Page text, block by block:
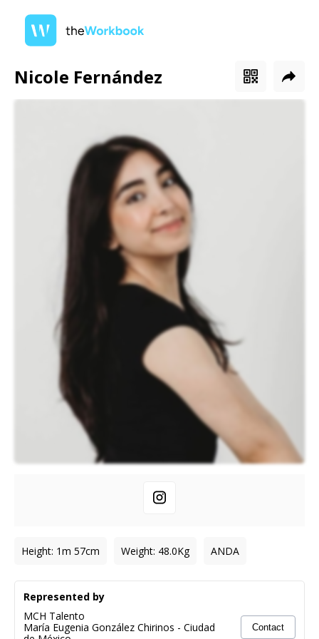
Nicole Fernández
Height: 1m 57cm Weight: 48.0Kg ANDA
Represented by
MCH Talento
María Eugenia González Chirinos - Ciudad
Contact